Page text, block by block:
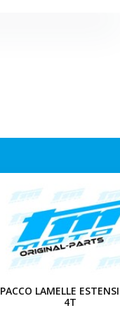
PACCO LAMELLE
4T